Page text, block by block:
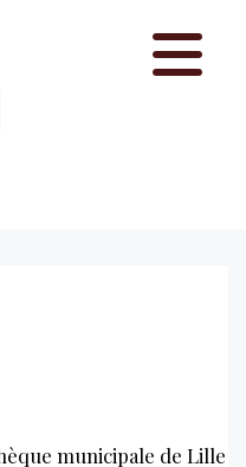
municipale de Lille